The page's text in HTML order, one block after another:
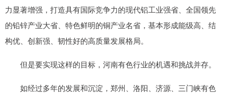
力显著增强，打造具有国际竞争力的现代铝工业强省、全国领先
的铅锌产业大省、特色鲜明的铜产业名省，基本形成能级高、结
构优、创新强、韧性好的高质量发展格局。
但是要实现这样的目标，河南有色行业的机遇和挑战并存。
如经过多年的发展和沉淀，郑州、洛阳、济源、三门峡有色